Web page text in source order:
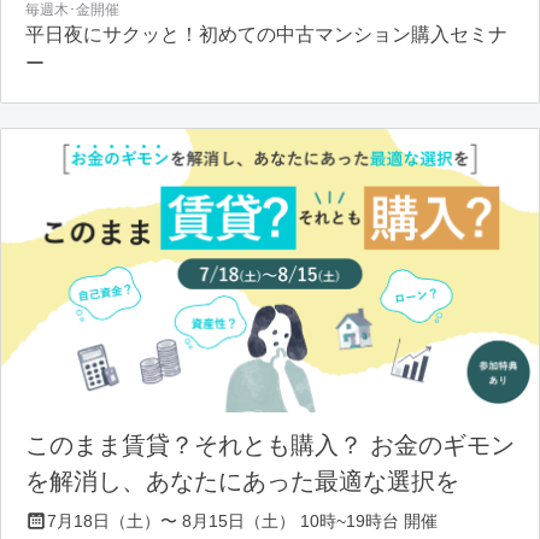
毎週木･金開催
平日夜にサクッと！初めての中古マンション購入セミナ
ー
このまま賃貸？それとも購入？ お金のギモン
を解消し、あなたにあった最適な選択を
7月18日（土）〜 8月15日（土） 10時~19時台 開催